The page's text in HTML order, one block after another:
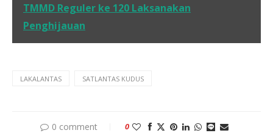
TMMD Reguler ke 120 Laksanakan
Penghijauan
LAKALANTAS SATLANTAS KUDUS
0 comment 0